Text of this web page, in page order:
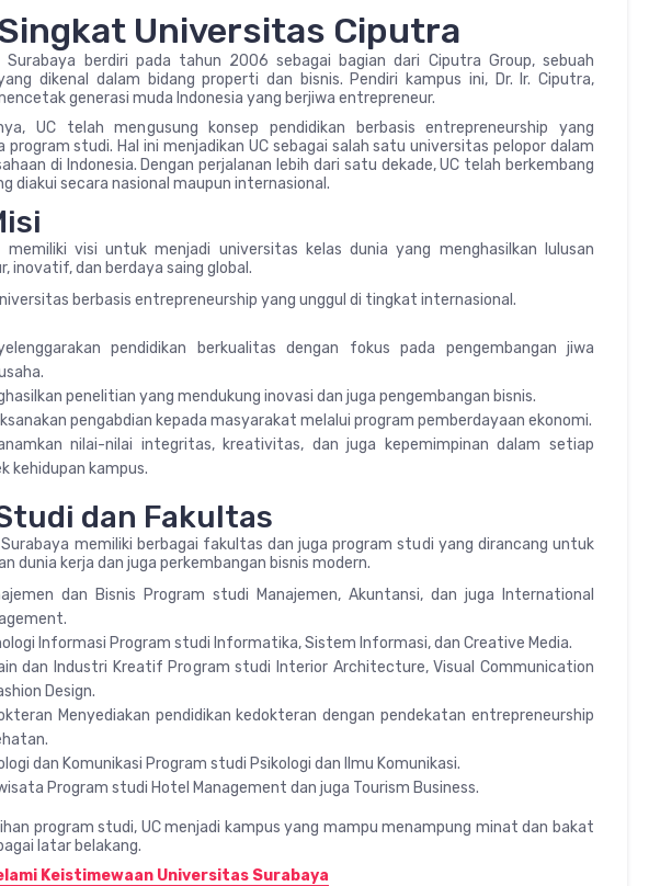
Universitas Ciputra
Surabaya berdiri pada tahun 2006 sebagai bagian dari Ciputra Group, sebuah
dikenal dalam bidang properti dan bisnis. Pendiri kampus ini, Dr. Ir. Ciputra,
generasi muda Indonesia yang berjiwa entrepreneur.
UC telah mengusung konsep pendidikan berbasis entrepreneurship yang
program studi. Hal ini menjadikan UC sebagai salah satu universitas pelopor dalam
di Indonesia. Dengan perjalanan lebih dari satu dekade, UC telah berkembang
diakui secara nasional maupun internasional.
memiliki visi untuk menjadi universitas kelas dunia yang menghasilkan lulusan
inovatif, dan berdaya saing global.
berbasis entrepreneurship yang unggul di tingkat internasional.
pendidikan berkualitas dengan fokus pada pengembangan jiwa
penelitian yang mendukung inovasi dan juga pengembangan bisnis.
pengabdian kepada masyarakat melalui program pemberdayaan ekonomi.
nilai-nilai integritas, kreativitas, dan juga kepemimpinan dalam setiap
kehidupan kampus.
dan Fakultas
memiliki berbagai fakultas dan juga program studi yang dirancang untuk
dunia kerja dan juga perkembangan bisnis modern.
dan Bisnis Program studi Manajemen, Akuntansi, dan juga International
Informasi Program studi Informatika, Sistem Informasi, dan Creative Media.
dan Industri Kreatif Program studi Interior Architecture, Visual Communication
Design.
Menyediakan pendidikan kedokteran dengan pendekatan entrepreneurship
dan Komunikasi Program studi Psikologi dan Ilmu Komunikasi.
Program studi Hotel Management dan juga Tourism Business.
program studi, UC menjadi kampus yang mampu menampung minat dan bakat
latar belakang.
Keistimewaan Universitas Surabaya